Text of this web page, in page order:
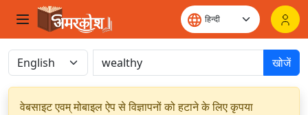
खोजें
वेबसाइट एवम् मोबाइल ऐप से विज्ञापनों को हटाने के लिए कृपया